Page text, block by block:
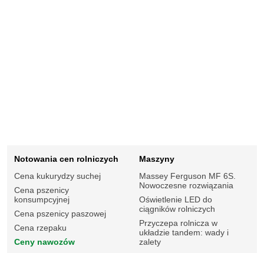
Notowania cen rolniczych
Cena kukurydzy suchej
Cena pszenicy
konsumpcyjnej
Cena pszenicy paszowej
Cena rzepaku
Ceny nawozów
Maszyny
Massey Ferguson MF 6S.
Nowoczesne rozwiązania
Oświetlenie LED do
ciągników rolniczych
Przyczepa rolnicza w
układzie tandem: wady i
zalety